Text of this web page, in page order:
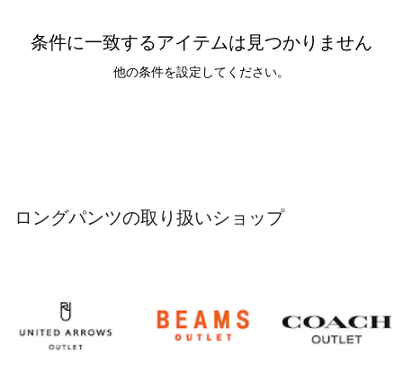
条件に一致するアイテムは見つかりません
他の条件を設定してください。
ロングパンツの取り扱いショップ